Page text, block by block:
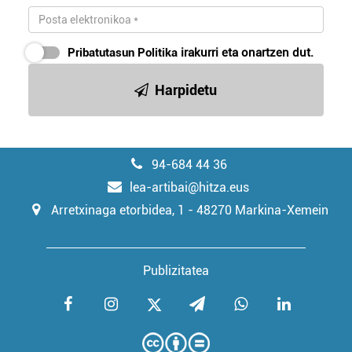
Pribatutasun Politika irakurri eta onartzen dut.
Harpidetu
94-684 44 36
lea-artibai@hitza.eus
Arretxinaga etorbidea, 1 - 48270 Markina-Xemein
Publizitatea